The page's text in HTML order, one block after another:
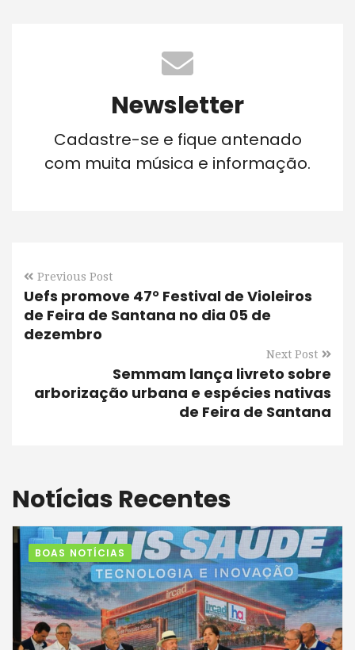
Newsletter
Cadastre-se e fique antenado
com muita música e informação.
Previous Post
Uefs promove 47° Festival de Violeiros
de Feira de Santana no dia 05 de
dezembro
Next Post
Semmam lança livreto sobre
arborização urbana e espécies nativas
de Feira de Santana
Notícias Recentes
BOAS NOTÍCIAS